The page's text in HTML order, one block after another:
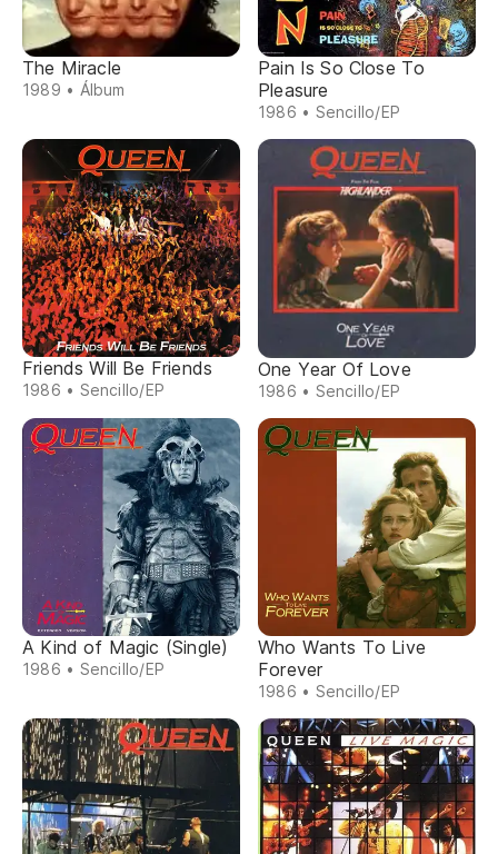
The Miracle
1989 • Álbum
Pain Is So Close To
Pleasure
1986 • Sencillo/EP
Friends Will Be Friends
1986 • Sencillo/EP
One Year Of Love
1986 • Sencillo/EP
A Kind of Magic (Single)
1986 • Sencillo/EP
Who Wants To Live
Forever
1986 • Sencillo/EP